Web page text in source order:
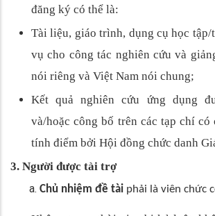
đăng ký có thể là:
Tài liệu, giáo trình, dụng cụ học
vụ cho công tác nghiên cứu và
nói riêng và Việt Nam nói chung;
Kết quả nghiên cứu ứng dụng
và/hoặc công bố trên các tạp chí có
tính điểm bởi Hội đồng chức danh
3. Người được tài trợ
Chủ nhiệm đề tài phải là viên chức